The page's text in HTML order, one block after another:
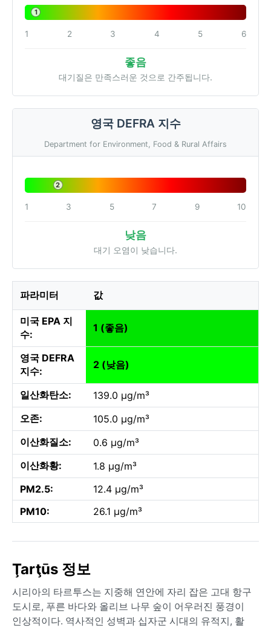
1
1 2 3 4 5 6
좋음
대기질은 만족스러운 것으로 간주됩니다.
영국 DEFRA 지수
Department for Environment, Food & Rural Affairs
2
1 3 5 7 9 10
낮음
대기 오염이 낮습니다.
파라미터 값
미국 EPA 지
수:
1 (좋음)
영국 DEFRA
지수:
2 (낮음)
일산화탄소:
139.0 µg/m³
오존:
105.0 µg/m³
이산화질소:
0.6 µg/m³
이산화황:
1.8 µg/m³
PM2.5:
12.4 µg/m³
PM10:
26.1 µg/m³
Ţarţūs 정보
시리아의 타르투스는 지중해 연안에 자리 잡은 고대 항구
도시로, 푸른 바다와 올리브 나무 숲이 어우러진 풍경이
인상적이다. 역사적인 성벽과 십자군 시대의 유적지, 활